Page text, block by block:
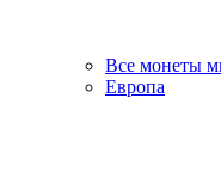
Все монеты
Европа